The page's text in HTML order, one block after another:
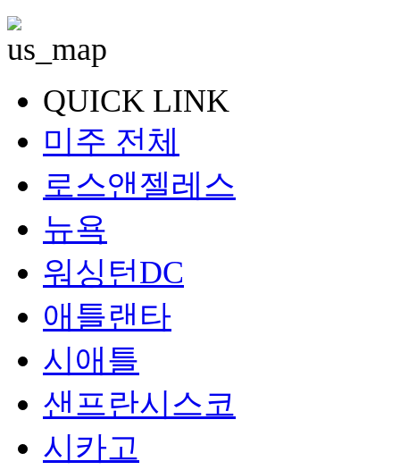
QUICK LINK
미주 전체
로스앤젤레스
뉴욕
워싱턴DC
애틀랜타
시애틀
샌프란시스코
시카고